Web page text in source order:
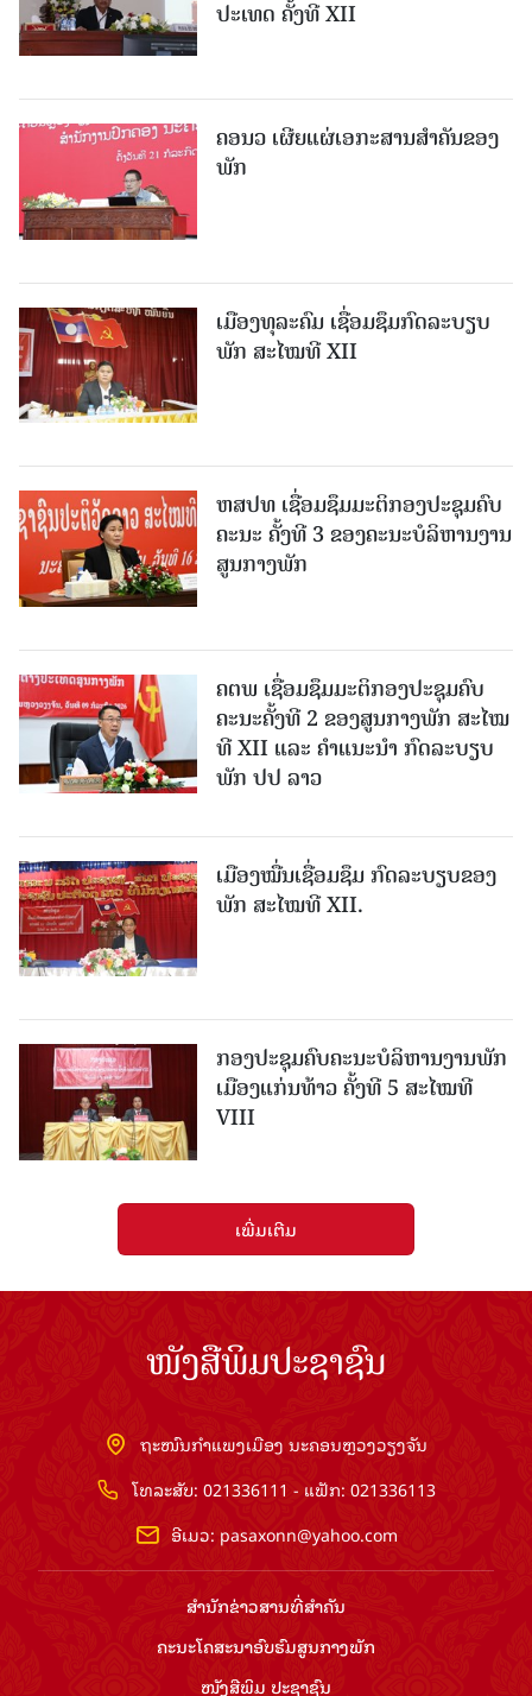
ປະເທດ ຄັ້ງທີ XII
ຄອນວ ເຜີຍແຜ່ເອກະສານສໍາຄັນຂອງ
ພັກ
ເມືອງທຸລະຄົມ ເຊື່ອມຊຶມກົດລະບຽບ
ພັກ ສະໄໝທີ XII
ຫສປທ ເຊື່ອມຊຶມມະຕິກອງປະຊຸມຄົບ
ຄະນະ ຄັ້ງທີ 3 ຂອງຄະນະບໍລິຫານງານ
ສູນກາງພັກ
ຄຕພ ເຊື່ອມຊຶມມະຕິກອງປະຊຸມຄົບ
ຄະນະຄັ້ງທີ 2 ຂອງສູນກາງພັກ ສະໄໝ
ທີ XII ແລະ ຄໍາແນະນໍາ ກົດລະບຽບ
ພັກ ປປ ລາວ
ເມືອງ​ໝື່ນເຊື່ອມຊຶມ ກົດລະບຽບຂອງ
ພັກ ສະໄໝທີ XII.
ກອງປະຊຸມຄົບຄະນະບໍລິຫານງານພັກ
ເມືອງແກ່ນ​ທ້າວ ຄັ້ງທີ 5 ສະໄໝທີ
VIII
ເພີ່ມເຕີມ
ໜັງສືພິມປະຊາຊົນ
ຖະໜົນກຳແພງເມືອງ ນະຄອນຫຼວງວຽງຈັນ
ໂທລະສັບ: 021336111 - ແຟັກ: 021336113
ອີເມວ: pasaxonn@yahoo.com
ສຳ​ນັກ​ຂ່າວ​ສານ​ທີ່​ສຳ​ຄັນ​
ຄະນະໂຄສະນາອົບຮົມ​ສູນ​ກາງ​ພັກ
ໜັງສືພິມ ປະ​ຊາ​ຊົນ